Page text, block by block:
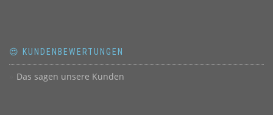
😍 KUNDENBEWERTUNGEN
Das sagen unsere Kunden